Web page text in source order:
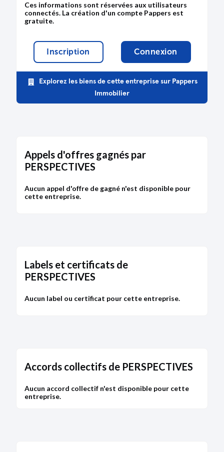
Bodacc A n°20190113, annonce n°426
Ces informations sont réservées aux utilisateurs
connectés. La création d'un compte Pappers est
gratuite.
Inscription Connexion
Explorez les biens de cette entreprise sur Pappers
Immobilier
Appels d'offres gagnés par
PERSPECTIVES
Aucun appel d'offre de gagné n'est disponible pour
cette entreprise.
Labels et certificats de
PERSPECTIVES
Aucun label ou certificat pour cette entreprise.
Accords collectifs de PERSPECTIVES
Aucun accord collectif n'est disponible pour cette
entreprise.